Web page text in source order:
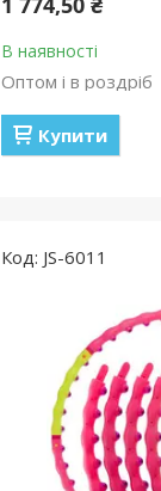
В наявності
Оптом і в роздріб
Купити
JS-6011